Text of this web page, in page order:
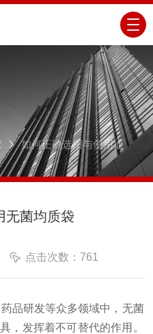
如何正确选用与使用通
无菌均质袋
点击次数：761
研发等众多领域中，无菌
，发挥着不可替代的作用。